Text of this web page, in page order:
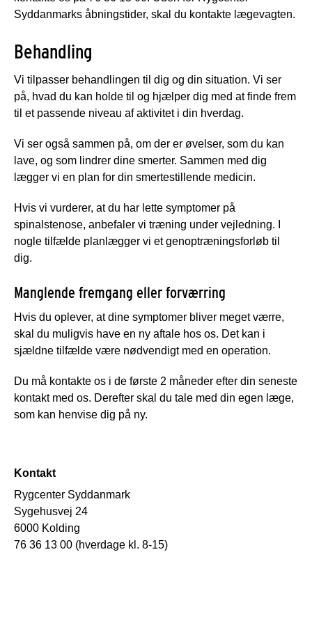
Syddanmarks åbningstider, skal du kontakte lægevagten.
Behandling
Vi tilpasser behandlingen til dig og din situation. Vi ser
på, hvad du kan holde til og hjælper dig med at finde frem
til et passende niveau af aktivitet i din hverdag.
Vi ser også sammen på, om der er øvelser, som du kan
lave, og som lindrer dine smerter. Sammen med dig
lægger vi en plan for din smertestillende medicin.
Hvis vi vurderer, at du har lette symptomer på
spinalstenose, anbefaler vi træning under vejledning. I
nogle tilfælde planlægger vi et genoptræningsforløb til
dig.
Manglende fremgang eller forværring
Hvis du oplever, at dine symptomer bliver meget værre,
skal du muligvis have en ny aftale hos os. Det kan i
sjældne tilfælde være nødvendigt med en operation.
Du må kontakte os i de første 2 måneder efter din seneste
kontakt med os. Derefter skal du tale med din egen læge,
som kan henvise dig på ny.
Kontakt
Rygcenter Syddanmark
Sygehusvej 24
6000 Kolding
76 36 13 00 (hverdage kl. 8-15)